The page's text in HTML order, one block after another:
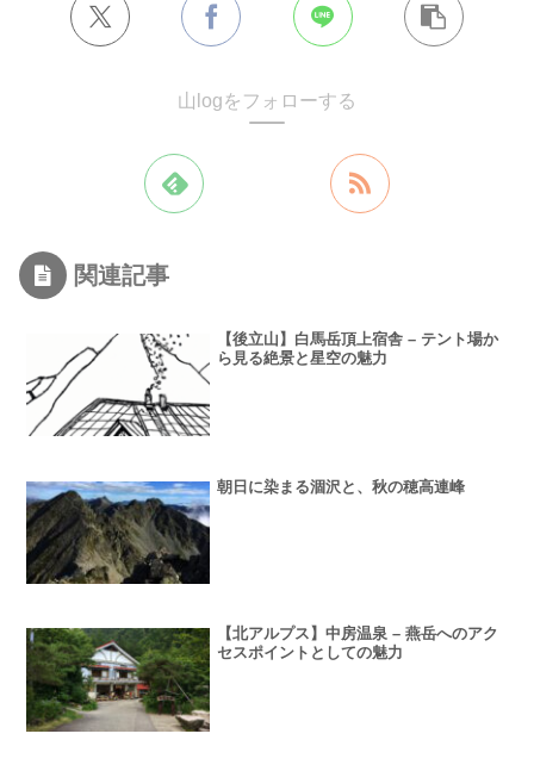
山logをフォローする
関連記事
【後立山】白馬岳頂上宿舎 – テント場か
ら見る絶景と星空の魅力
朝日に染まる涸沢と、秋の穂高連峰
【北アルプス】中房温泉 – 燕岳へのアク
セスポイントとしての魅力